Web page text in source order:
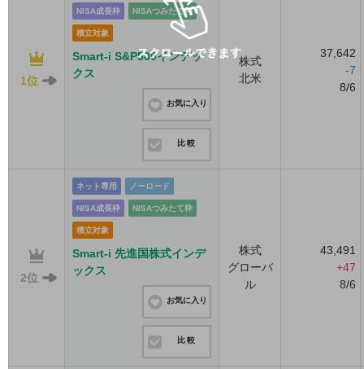
1位
NISA成長枠 NISAつみたて枠
積立対象
Smart-i S&P500インデッ
クス
お気に入り
比較
株式
北米
37,642
-7
8/6
2位
ネット専用 ノーロード
NISA成長枠 NISAつみたて枠
積立対象
Smart-i 先進国株式インデ
ックス
お気に入り
比較
株式
グローバ
ル
43,491
+47
8/6